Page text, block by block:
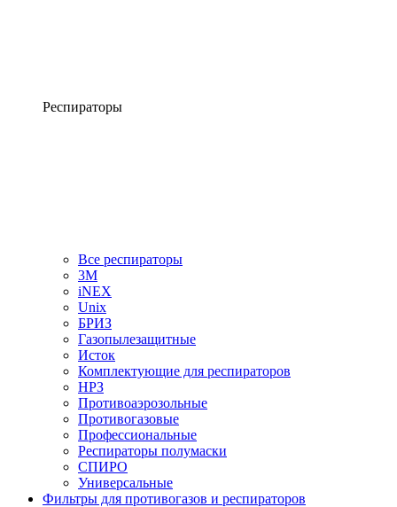
Респираторы
Все респираторы
3М
iNEX
Unix
БРИЗ
Газопылезащитные
Исток
Комплектующие для респираторов
НРЗ
Противоаэрозольные
Противогазовые
Профессиональные
Респираторы полумаски
СПИРО
Универсальные
Фильтры для противогазов и респираторов